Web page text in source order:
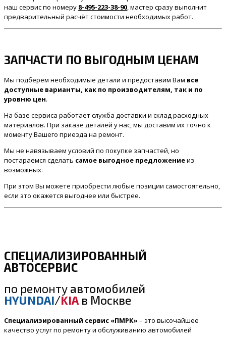
наш сервис по номеру 8-495-223-38-90 , мастер сразу выполнит
предварительный расчёт стоимости необходимых работ.
ЗАПЧАСТИ ПО ВЫГОДНЫМ ЦЕНАМ
Мы подберем необходимые детали и предоставим Вам все
доступные варианты, как по производителям, так и по
уровню цен.
На базе сервиса работает служба доставки и склад расходных
материалов. При заказе деталей у нас, мы доставим их точно к
моменту Вашего приезда на ремонт.
Мы не навязываем условий по покупке запчастей, но
постараемся сделать самое выгодное предложениеиз
возможных.
При этом Вы можете приобрести любые позиции самостоятельно,
если это окажется выгоднее или быстрее.
СПЕЦИАЛИЗИРОВАННЫЙ
АВТОСЕРВИС
по ремонту автомобилей
HYUNDAI/KIA в Москве
Специализированный сервис «ПМРК» – это высочайшее
качество услуг по ремонту и обслуживанию автомобилей